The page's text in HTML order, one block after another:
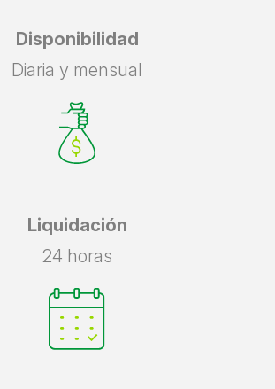
Disponibilidad
Diaria y mensual
Liquidación
24 horas